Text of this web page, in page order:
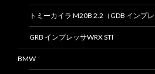
トミーカイラ M20B 2.2（GDB インプレ
GRB インプレッサWRX STI
BMW